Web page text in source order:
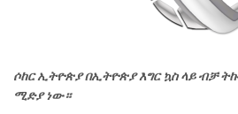
ሶከር ኢትዮጵያ በኢትዮጵያ እግር ኳስ ላይ ብቻ
ሚድያ ነው።